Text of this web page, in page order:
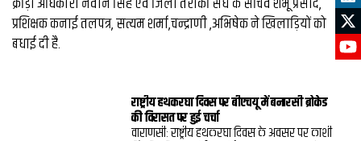
प्रशिक्षक कनाई तलपत्र, सत्यम शर्मा,चन्द्राणी ,अभिषेक ने खिलाड़ियों को
बधाई दी है.
राष्ट्रीय हथकरघा दिवस पर बीएचयू में बनारसी ब्रोकेड
की विरासत पर हुई चर्चा
वाराणसी: राष्ट्रीय हथकरघा दिवस के अवसर पर काशी